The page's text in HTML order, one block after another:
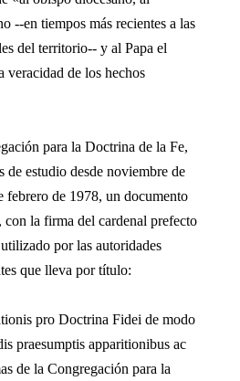
--en tiempos más recientes a las
del territorio-- y al Papa el
veracidad de los hechos
para la Doctrina de la Fe,
de estudio desde noviembre de
febrero de 1978, un documento
con la firma del cardenal prefecto
por las autoridades
que lleva por título:
pro Doctrina Fidei de modo
praesumptis apparitionibus ac
de la Congregación para la